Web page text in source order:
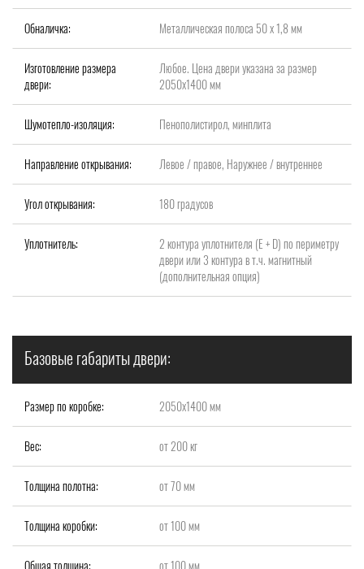
Обналичка: Металлическая полоса 50 х 1,8 мм
Изготовление размера
двери:
Любое. Цена двери указана за размер
2050х1400 мм
Шумотепло-изоляция: Пенополистирол, минплита
Направление открывания: Левое / правое, Наружнее / внутреннее
Угол открывания: 180 градусов
Уплотнитель:
2 контура уплотнителя (Е + D) по периметру
двери или 3 контура в т.ч. магнитный
(дополнительная опция)
Базовые габариты двери:
Размер по коробке: 2050х1400 мм
Вес: от 200 кг
Толщина полотна: от 70 мм
Толщина коробки: от 100 мм